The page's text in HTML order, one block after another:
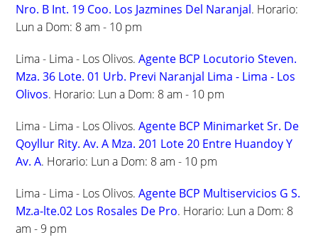
Nro. B Int. 19 Coo. Los Jazmines Del Naranjal. Horario:
Lun a Dom: 8 am - 10 pm
Lima - Lima - Los Olivos.Agente BCP Locutorio Steven.
Mza. 36 Lote. 01 Urb. Previ Naranjal Lima - Lima - Los
Olivos. Horario: Lun a Dom: 8 am - 10 pm
Lima - Lima - Los Olivos.Agente BCP Minimarket Sr. De
Qoyllur Rity. Av. A Mza. 201 Lote 20 Entre Huandoy Y
Av. A. Horario: Lun a Dom: 8 am - 10 pm
Lima - Lima - Los Olivos.Agente BCP Multiservicios G S.
Mz.a-lte.02 Los Rosales De Pro. Horario: Lun a Dom: 8
am - 9 pm